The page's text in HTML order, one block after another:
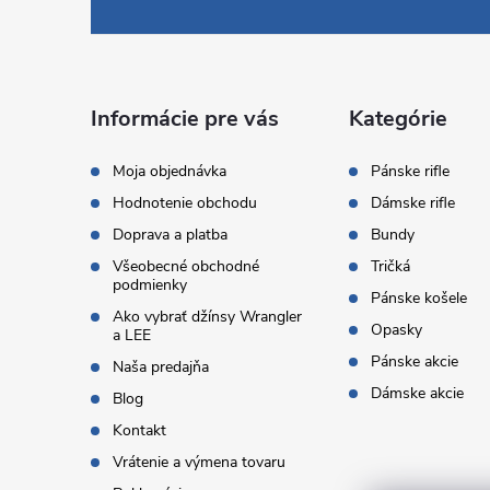
Informácie pre vás
Moja objednávka
Hodnotenie obchodu
Doprava a platba
Všeobecné obchodné
podmienky
Ako vybrať džínsy Wrangler
a LEE
Naša predajňa
Blog
Kontakt
Vrátenie a výmena tovaru
Kategórie
Pánske rifle
Dámske rifle
Bundy
Tričká
Pánske košele
Opasky
Pánske akcie
Dámske akcie